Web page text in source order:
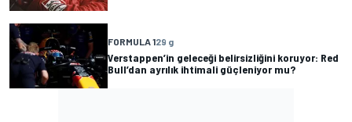
FORMULA 129 g
Verstappen’in geleceği belirsizliğini koruyor: Red
Bull’dan ayrılık ihtimali güçleniyor mu?